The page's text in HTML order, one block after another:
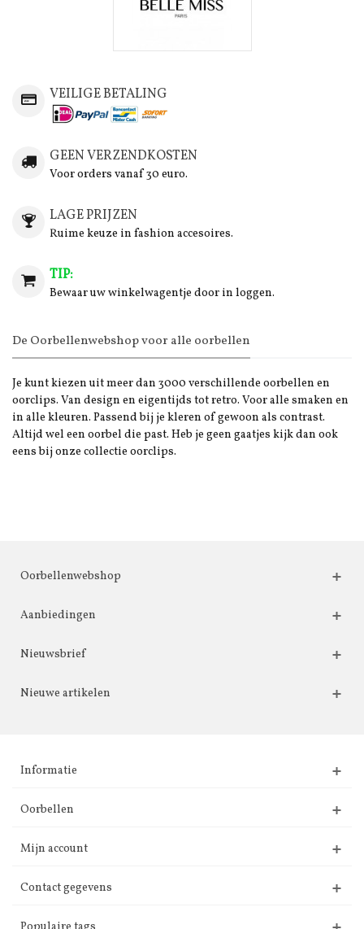
VEILIGE BETALING
GEEN VERZENDKOSTEN
Voor orders vanaf 30 euro.
LAGE PRIJZEN
Ruime keuze in fashion accesoires.
TIP:
Bewaar uw winkelwagentje door in loggen.
De Oorbellenwebshop voor alle oorbellen
Je kunt kiezen uit meer dan 3000 verschillende oorbellen en
oorclips. Van design en eigentijds tot retro. Voor alle smaken en
in alle kleuren. Passend bij je kleren of gewoon als contrast.
Altijd wel een oorbel die past. Heb je geen gaatjes kijk dan ook
eens bij onze collectie oorclips.
Oorbellenwebshop
Aanbiedingen
Nieuwsbrief
Nieuwe artikelen
Informatie
Oorbellen
Mijn account
Contact gegevens